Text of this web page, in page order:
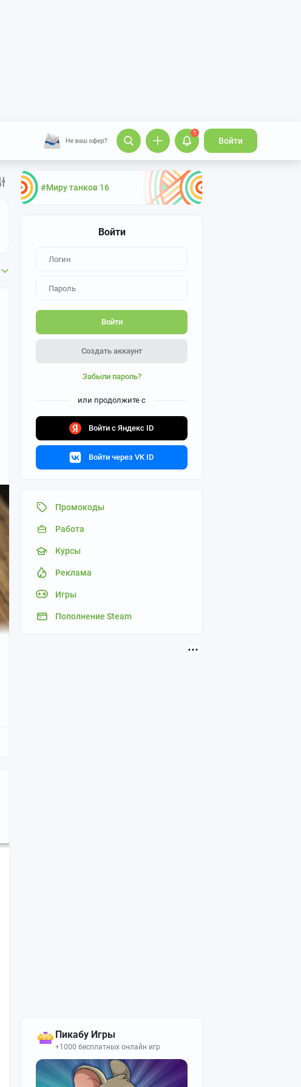
1
Войти
#Миру танков 16
Войти
Войти
Создать аккаунт
Забыли пароль?
или продолжите с
Войти с Яндекс ID
Войти через VK ID
Промокоды
Работа
Курсы
Реклама
Игры
Пополнение Steam
Пикабу Игры
+1000 бесплатных онлайн игр